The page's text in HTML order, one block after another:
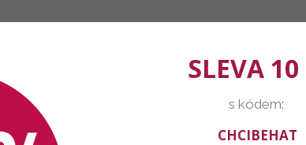
SLEVA 10
s kódem:
CHCIBEHAT